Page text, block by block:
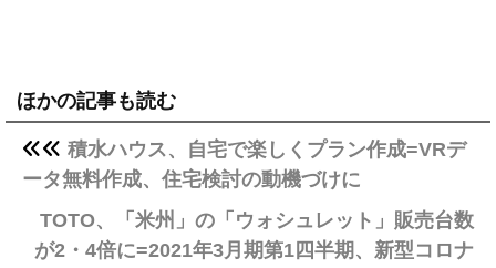
ほかの記事も読む
積水ハウス、自宅で楽しくプラン作成=VRデ
ータ無料作成、住宅検討の動機づけに
TOTO、「米州」の「ウォシュレット」販売台数
が2・4倍に=2021年3月期第1四半期、新型コロナ